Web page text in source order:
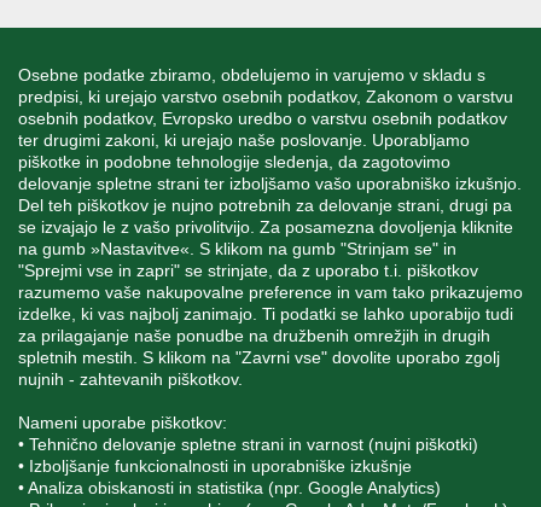
Osebne podatke zbiramo, obdelujemo in varujemo v skladu s
predpisi, ki urejajo varstvo osebnih podatkov, Zakonom o varstvu
osebnih podatkov, Evropsko uredbo o varstvu osebnih podatkov
ter drugimi zakoni, ki urejajo naše poslovanje. Uporabljamo
piškotke in podobne tehnologije sledenja, da zagotovimo
delovanje spletne strani ter izboljšamo vašo uporabniško izkušnjo.
Del teh piškotkov je nujno potrebnih za delovanje strani, drugi pa
se izvajajo le z vašo privolitvijo. Za posamezna dovoljenja kliknite
na gumb »Nastavitve«. S klikom na gumb "Strinjam se" in
"Sprejmi vse in zapri" se strinjate, da z uporabo t.i. piškotkov
razumemo vaše nakupovalne preference in vam tako prikazujemo
izdelke, ki vas najbolj zanimajo. Ti podatki se lahko uporabijo tudi
za prilagajanje naše ponudbe na družbenih omrežjih in drugih
spletnih mestih. S klikom na "Zavrni vse" dovolite uporabo zgolj
nujnih - zahtevanih piškotkov.
Nameni uporabe piškotkov:
• Tehnično delovanje spletne strani in varnost (nujni piškotki)
• Izboljšanje funkcionalnosti in uporabniške izkušnje
• Analiza obiskanosti in statistika (npr. Google Analytics)
MOJ RAČUN
STORITEV ZA STRANKE
SPREMLJAJTE NAS
+386 1 562 21 11